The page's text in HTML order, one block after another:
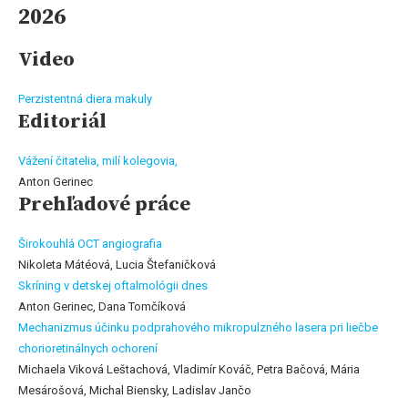
2026
Video
Perzistentná diera makuly
Editoriál
Vážení čitatelia, milí kolegovia,
Anton Gerinec
Prehľadové práce
Širokouhlá OCT angiografia
Nikoleta Mátéová, Lucia Štefaničková
Skríning v detskej oftalmológii dnes
Anton Gerinec, Dana Tomčíková
Mechanizmus účinku podprahového mikropulzného lasera pri liečbe
chorioretinálnych ochorení
Michaela Viková Leštachová, Vladimír Kováč, Petra Bačová, Mária
Mesárošová, Michal Biensky, Ladislav Jančo